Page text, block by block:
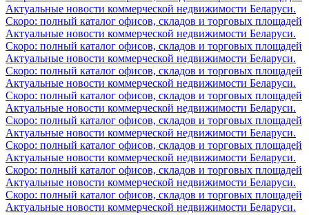
Актуальные новости коммерческой недвижимости Беларуси.
Скоро: полный каталог офисов, складов и торговых площадей
Актуальные новости коммерческой недвижимости Беларуси.
Скоро: полный каталог офисов, складов и торговых площадей
Актуальные новости коммерческой недвижимости Беларуси.
Скоро: полный каталог офисов, складов и торговых площадей
Актуальные новости коммерческой недвижимости Беларуси.
Скоро: полный каталог офисов, складов и торговых площадей
Актуальные новости коммерческой недвижимости Беларуси.
Скоро: полный каталог офисов, складов и торговых площадей
Актуальные новости коммерческой недвижимости Беларуси.
Скоро: полный каталог офисов, складов и торговых площадей
Актуальные новости коммерческой недвижимости Беларуси.
Скоро: полный каталог офисов, складов и торговых площадей
Актуальные новости коммерческой недвижимости Беларуси.
Скоро: полный каталог офисов, складов и торговых площадей
Актуальные новости коммерческой недвижимости Беларуси.